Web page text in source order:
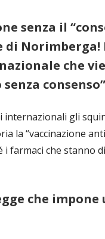
senza il
Norimberga!
che
internazionali gli
la “vaccinazione
farmaci che stanno
che impone